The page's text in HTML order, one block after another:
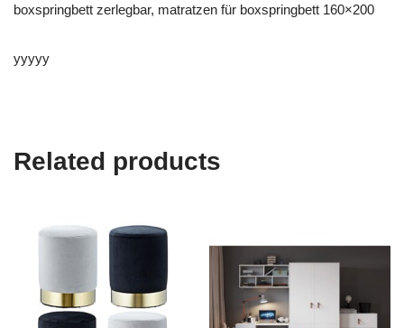
boxspringbett zerlegbar, matratzen für boxspringbett 160×200
yyyyy
Related products